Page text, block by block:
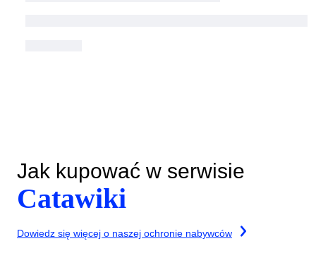
Jak kupować w serwisie
Catawiki
Dowiedz się więcej o naszej ochronie nabywców